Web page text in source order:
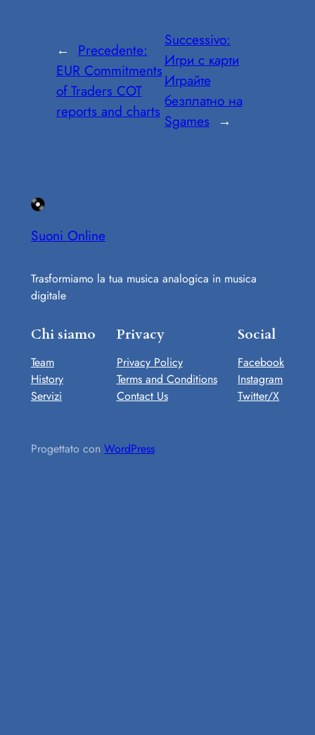
← Precedente:
EUR Commitments
of Traders COT
reports and charts
Successivo:
Игри с карти
Играйте
безплатно на
Sgames →
Suoni Online
Trasformiamo la tua musica analogica in musica
digitale
Chi siamo
Team
History
Servizi
Privacy
Privacy Policy
Terms and Conditions
Contact Us
Social
Facebook
Instagram
Twitter/X
Progettato con WordPress